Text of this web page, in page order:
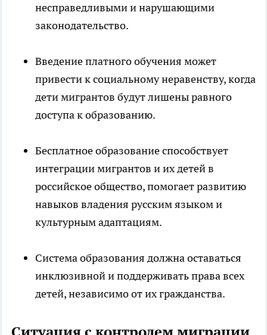
несправедливыми и нарушающими
законодательство.
Введение платного обучения может
привести к социальному неравенству, когда
дети мигрантов будут лишены равного
доступа к образованию.
Бесплатное образование способствует
интеграции мигрантов и их детей в
российское общество, помогает развитию
навыков владения русским языком и
культурным адаптациям.
Система образования должна оставаться
инклюзивной и поддерживать права всех
детей, независимо от их гражданства.